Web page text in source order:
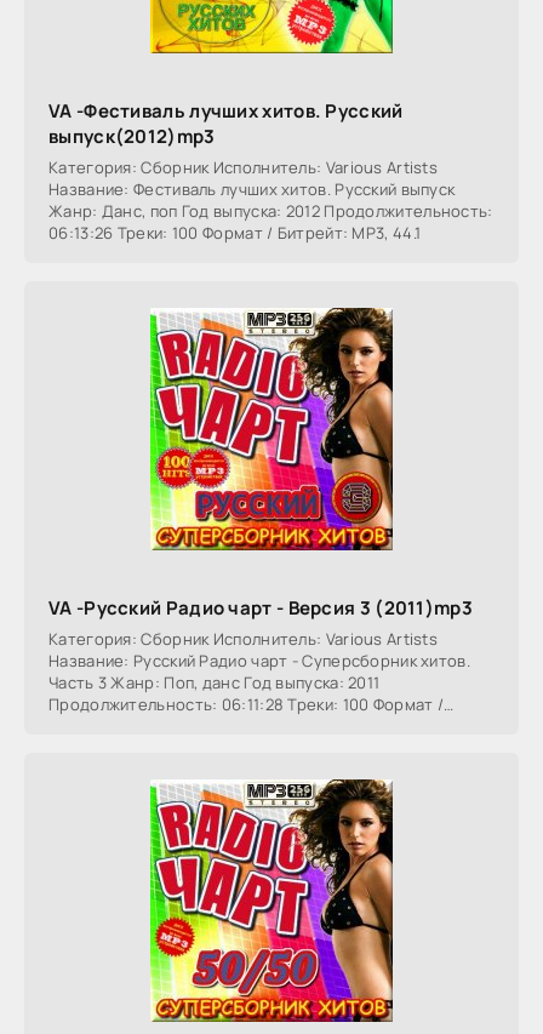
VA -Фестиваль лучших хитов. Русский
выпуск(2012)mp3
Категория: Сборник Исполнитель: Various Artists
Название: Фестиваль лучших хитов. Русский выпуск
Жанр: Данс, поп Год выпуска: 2012 Продолжительность:
06:13:26 Треки: 100 Формат / Битрейт: MP3, 44.1
VA -Русский Радио чарт - Версия 3 (2011)mp3
Категория: Сборник Исполнитель: Various Artists
Название: Русский Радио чарт - Суперсборник хитов.
Часть 3 Жанр: Поп, данс Год выпуска: 2011
Продолжительность: 06:11:28 Треки: 100 Формат /